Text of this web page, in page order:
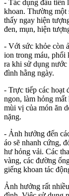
- Tác dụng đầu tiên
khoan. Thường một
thấy ngay hiện
đen, mụn, hiện
- Với sức khỏe còn
ion trong máu, phổi
ra khi sử dụng nước
đình hằng ngày.
- Trực tiếp các hoạt
ngon, làm hỏng
mùi vị của món ăn
nặng.
- Ảnh hưởng đến
áo sẽ nhanh cứng,
hư hỏng vải. Các
vàng, các đường
giếng khoan tác
Ảnh hưởng rất